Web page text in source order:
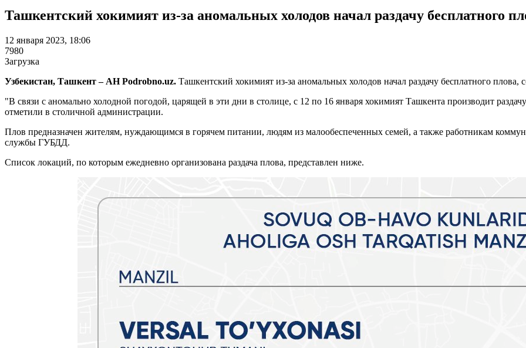
Ташкентский хокимият из-за аномальных холодов начал раздачу бесплатного
12 января 2023, 18:06
7980
Загрузка
Узбекистан, Ташкент – АН Podrobno.uz. Ташкентский хокимият из-за аномальных холодов начал раздачу бесплатного плова,
"В связи с аномально холодной погодой, царящей в эти дни в столице, с 12 по 16 января хокимият Ташкента производит
отметили в столичной администрации.
Плов предназначен жителям, нуждающимся в горячем питании, людям из малообеспеченных семей, а также работникам
службы ГУБДД.
Список локаций, по которым ежедневно организована раздача плова, представлен ниже.